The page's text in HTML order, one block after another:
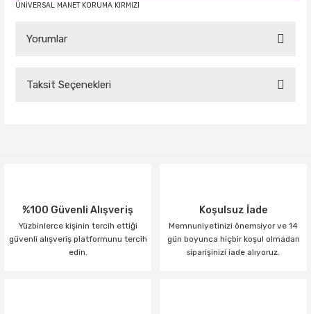
ÜNİVERSAL MANET KORUMA KIRMIZI
Yorumlar
Taksit Seçenekleri
%100 Güvenli Alışveriş
Yüzbinlerce kişinin tercih ettiği
güvenli alışveriş platformunu tercih
edin.
Koşulsuz İade
Memnuniyetinizi önemsiyor ve 14
gün boyunca hiçbir koşul olmadan
siparişinizi iade alıyoruz.